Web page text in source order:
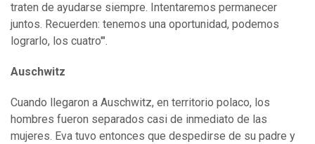
traten de ayudarse siempre. Intentaremos permanecer
juntos. Recuerden: tenemos una oportunidad, podemos
lograrlo, los cuatro'".
Auschwitz
Cuando llegaron a Auschwitz, en territorio polaco, los
hombres fueron separados casi de inmediato de las
mujeres. Eva tuvo entonces que despedirse de su padre y